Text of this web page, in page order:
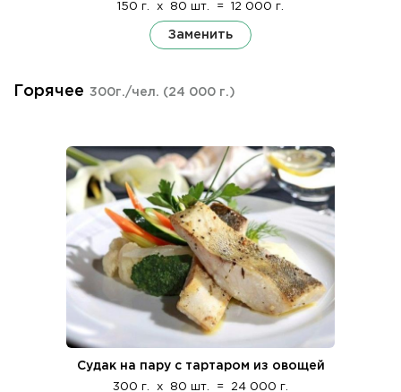
150 г. x 80 шт. = 12 000 г.
Заменить
Горячее 300г./чел. (24 000 г.)
Судак на пару с тартаром из овощей
300 г. x 80 шт. = 24 000 г.